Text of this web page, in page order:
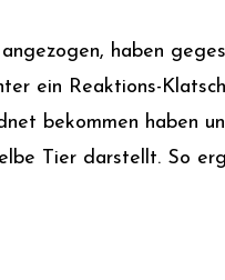
haben
ein Reaktions-
bekommen haben
Tier darstellt. So